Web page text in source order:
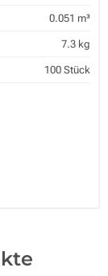
0.051 m³
7.3 kg
100 Stück